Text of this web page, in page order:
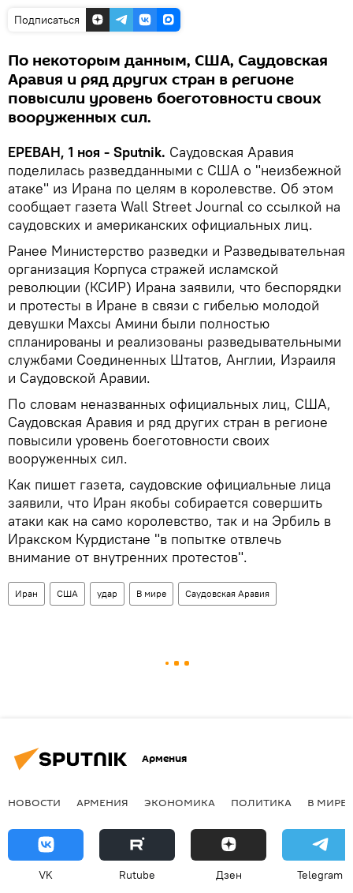
Подписаться
По некоторым данным, США, Саудовская
Аравия и ряд других стран в регионе
повысили уровень боеготовности своих
вооруженных сил.
ЕРЕВАН, 1 ноя - Sputnik. Саудовская Аравия
поделилась разведданными с США о "неизбежной
атаке" из Ирана по целям в королевстве․ Об этом
сообщает газета Wall Street Journal со ссылкой на
саудовских и американских официальных лиц.
Ранее Министерство разведки и Разведывательная
организация Корпуса стражей исламской
революции (КСИР) Ирана заявили, что беспорядки
и протесты в Иране в связи с гибелью молодой
девушки Махсы Амини были полностью
спланированы и реализованы разведывательными
службами Соединенных Штатов, Англии, Израиля
и Саудовской Аравии.
По словам неназванных официальных лиц, США,
Саудовская Аравия и ряд других стран в регионе
повысили уровень боеготовности своих
вооруженных сил.
Как пишет газета, саудовские официальные лица
заявили, что Иран якобы собирается совершить
атаки как на само королевство, так и на Эрбиль в
Иракском Курдистане "в попытке отвлечь
внимание от внутренних протестов".
Иран США удар В мире Саудовская Аравия
Армения
НОВОСТИ АРМЕНИЯ ЭКОНОМИКА ПОЛИТИКА В МИРЕ
VK Rutube Дзен Telegram